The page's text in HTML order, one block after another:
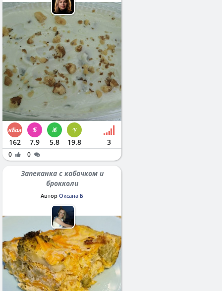
162 7.9 5.8 19.8 3
0 0
Запеканка с кабачком и
брокколи
Автор Оксана Б